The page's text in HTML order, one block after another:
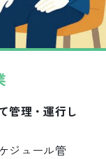
管理・運行し
ジュール管